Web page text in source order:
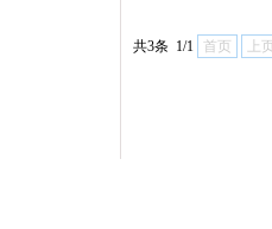
共3条 1/1 首页 上